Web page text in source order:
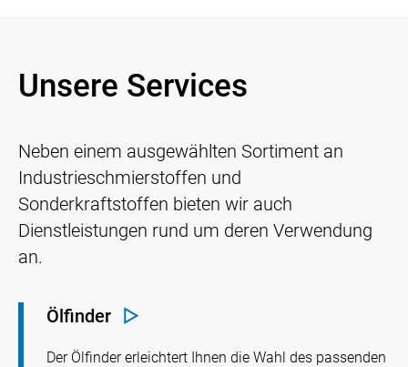
Unsere Services
Neben einem ausgewählten Sortiment an
Industrieschmierstoffen und
Sonderkraftstoffen bieten wir auch
Dienstleistungen rund um deren Verwendung
an.
Ölfinder
Der Ölfinder erleichtert Ihnen die Wahl des passenden